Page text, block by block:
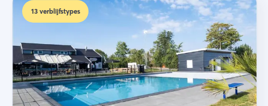
13 verblijfstypes